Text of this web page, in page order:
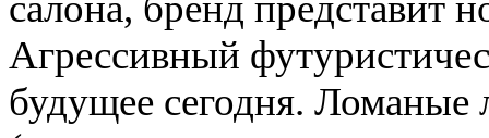
Агрессивный
будущее сегодня. Ломаные